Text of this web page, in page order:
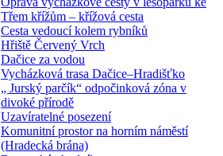
Třem křížům – křížová cesta
Cesta vedoucí kolem rybníků
Hřiště Červený Vrch
Dačice za vodou
Vycházková trasa Dačice–Hradišťko
„ Jurský parčík“ odpočinková zóna v
divoké přírodě
Uzavíratelné posezení
Komunitní prostor na horním náměstí
(Hradecká brána)